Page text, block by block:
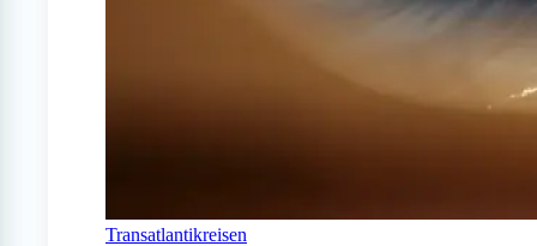
Transatlantikreisen